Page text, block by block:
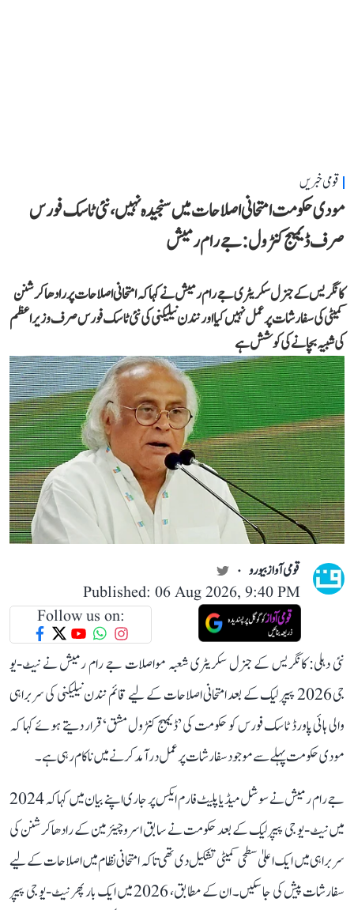
قومی خبریں
مودی حکومت امتحانی اصلاحات میں سنجیدہ نہیں، نئی ٹاسک فورس
صرف ڈیمیج کنٹرول: جے رام رمیش
کانگریس کے جنرل سکریٹری جے رام رمیش نے کہا کہ امتحانی اصلاحات پر رادھاکرشنن
کمیٹی کی سفارشات پر عمل نہیں کیا اور نندن نیلیکنی کی نئی ٹاسک فورس صرف وزیر اعظم
کی شبیہ بچانے کی کوشش ہے
قومی آواز بیورو
Published: 06 Aug 2026, 9:40 PM
Follow us on:
نئی دہلی: کانگریس کے جنرل سکریٹری شعبہ مواصلات جے رام رمیش نے نیٹ-یو
جی 2026 پیپر لیک کے بعد امتحانی اصلاحات کے لیے قائم نندن نیلیکنی کی سربراہی
والی ہائی پاورڈ ٹاسک فورس کو حکومت کی ’ڈیمیج کنٹرول مشق‘ قرار دیتے ہوئے کہا کہ
مودی حکومت پہلے سے موجود سفارشات پر عمل درآمد کرنے میں ناکام رہی ہے۔
جے رام رمیش نے سوشل میڈیا پلیٹ فارم ایکس پر جاری اپنے بیان میں کہا کہ 2024
میں نیٹ-یو جی پیپر لیک کے بعد حکومت نے سابق اسرو چیئرمین کے رادھاکرشنن کی
سربراہی میں ایک اعلیٰ سطحی کمیٹی تشکیل دی تھی تاکہ امتحانی نظام میں اصلاحات کے لیے
سفارشات پیش کی جا سکیں۔ ان کے مطابق، 2026 میں ایک بار پھر نیٹ-یو جی پیپر